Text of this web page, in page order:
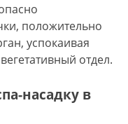
положительно
успокаивая
отдел.
насадку в